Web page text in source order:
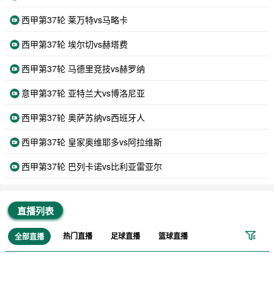
西甲第37轮 莱万特vs马略卡
西甲第37轮 埃尔切vs赫塔费
西甲第37轮 马德里竞技vs赫罗纳
意甲第37轮 亚特兰大vs博洛尼亚
西甲第37轮 奥萨苏纳vs西班牙人
西甲第37轮 皇家奥维耶多vs阿拉维斯
西甲第37轮 巴列卡诺vs比利亚雷亚尔
直播列表
全部直播 热门直播 足球直播 篮球直播